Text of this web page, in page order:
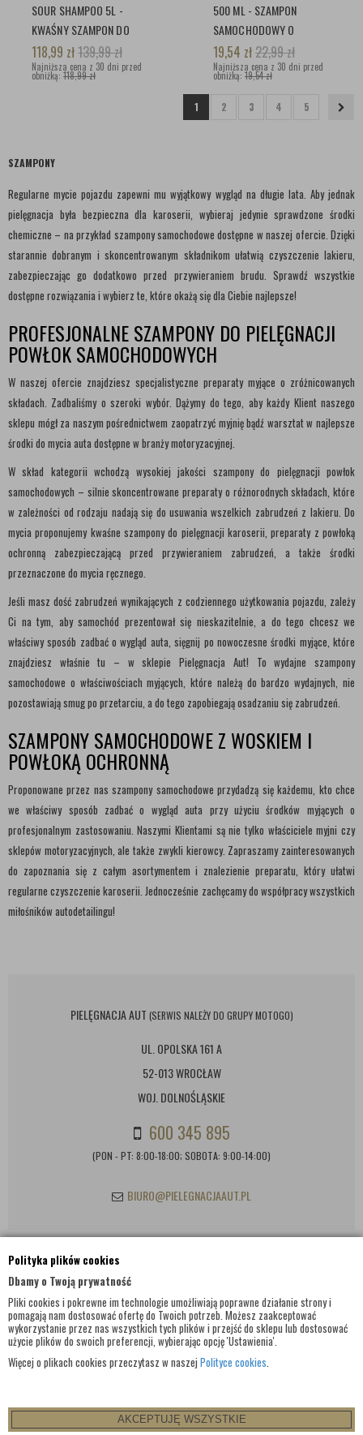
Polityka plików cookies
Dbamy o Twoją prywatność
Pliki cookies i pokrewne im technologie umożliwiają poprawne działanie strony i
pomagają nam dostosować ofertę do Twoich potrzeb. Możesz zaakceptować
wykorzystanie przez nas wszystkich tych plików i przejść do sklepu lub dostosować
użycie plików do swoich preferencji, wybierając opcję 'Ustawienia'.
Więcej o plikach cookies przeczytasz w naszej Polityce cookies.
AKCEPTUJĘ WSZYSTKIE
SOUR SHAMPOO 5L -
KWAŚNY SZAMPON DO
PIELĘGNACJI POWŁOK
118,99 zł139,99zł
Najniższa cena z 30 dni przed
obniżką: 118,99 zł
500 ML - SZAMPON
SAMOCHODOWY O
NEUTRALNYM PH
19,54 zł22,99zł
Najniższa cena z 30 dni przed
obniżką: 19,54 zł
1 2 3 4 5
SZAMPONY
Regularne mycie pojazdu zapewni mu wyjątkowy wygląd na długie lata. Aby jednak
pielęgnacja była bezpieczna dla karoserii, wybieraj jedynie sprawdzone środki
chemiczne – na przykład szampony samochodowe dostępne w naszej ofercie. Dzięki
starannie dobranym i skoncentrowanym składnikom ułatwią czyszczenie lakieru,
zabezpieczając go dodatkowo przed przywieraniem brudu. Sprawdź wszystkie
dostępne rozwiązania i wybierz te, które okażą się dla Ciebie najlepsze!
PROFESJONALNE SZAMPONY DO PIELĘGNACJI
POWŁOK SAMOCHODOWYCH
W naszej ofercie znajdziesz specjalistyczne preparaty myjące o zróżnicowanych
składach. Zadbaliśmy o szeroki wybór. Dążymy do tego, aby każdy Klient naszego
sklepu mógł za naszym pośrednictwem zaopatrzyć myjnię bądź warsztat w najlepsze
środki do mycia auta dostępne w branży motoryzacyjnej.
W skład kategorii wchodzą wysokiej jakości szampony do pielęgnacji powłok
samochodowych – silnie skoncentrowane preparaty o różnorodnych składach, które
w zależności od rodzaju nadają się do usuwania wszelkich zabrudzeń z lakieru. Do
mycia proponujemy kwaśne szampony do pielęgnacji karoserii, preparaty z powłoką
ochronną zabezpieczającą przed przywieraniem zabrudzeń, a także środki
przeznaczone do mycia ręcznego.
Jeśli masz dość zabrudzeń wynikających z codziennego użytkowania pojazdu, zależy
Ci na tym, aby samochód prezentował się nieskazitelnie, a do tego chcesz we
właściwy sposób zadbać o wygląd auta, sięgnij po nowoczesne środki myjące, które
znajdziesz właśnie tu – w sklepie Pielęgnacja Aut! To wydajne szampony
samochodowe o właściwościach myjących, które należą do bardzo wydajnych, nie
pozostawiają smug po przetarciu, a do tego zapobiegają osadzaniu się zabrudzeń.
SZAMPONY SAMOCHODOWE Z WOSKIEM I
POWŁOKĄ OCHRONNĄ
Proponowane przez nas szampony samochodowe przydadzą się każdemu, kto chce
we właściwy sposób zadbać o wygląd auta przy użyciu środków myjących o
profesjonalnym zastosowaniu. Naszymi Klientami są nie tylko właściciele myjni czy
sklepów motoryzacyjnych, ale także zwykli kierowcy. Zapraszamy zainteresowanych
do zapoznania się z całym asortymentem i znalezienie preparatu, który ułatwi
regularne czyszczenie karoserii. Jednocześnie zachęcamy do współpracy wszystkich
miłośników autodetailingu!
PIELĘGNACJA AUT (SERWIS NALEŻY DO GRUPY MOTOGO)
UL. OPOLSKA 161 A
52-013 WROCŁAW
WOJ. DOLNOŚLĄSKIE
600 345 895
(PON - PT: 8:00-18:00; SOBOTA: 9:00-14:00)
BIURO@PIELEGNACJAAUT.PL
INFORMACJE KONTAKTOWE